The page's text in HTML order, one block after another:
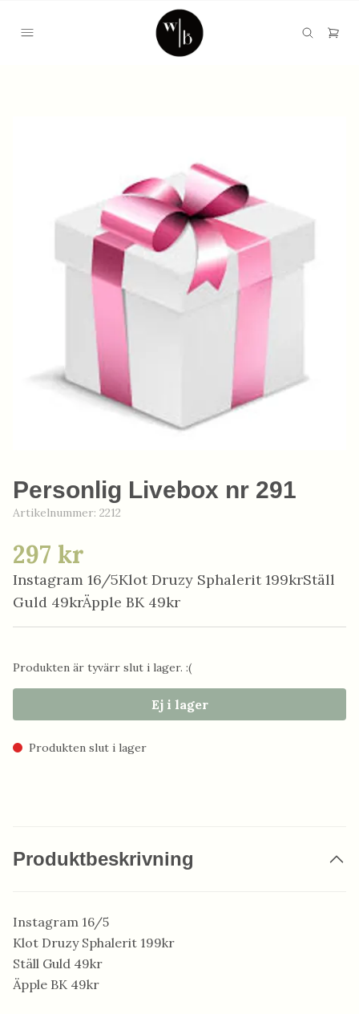
Personlig Livebox nr 291
Artikelnummer: 2212
297 kr
Instagram 16/5Klot Druzy Sphalerit 199krStäll
Guld 49krÄpple BK 49kr
Produkten är tyvärr slut i lager. :(
Ej i lager
Produkten slut i lager
Produktbeskrivning
Instagram 16/5
Klot Druzy Sphalerit 199kr
Ställ Guld 49kr
Äpple BK 49kr